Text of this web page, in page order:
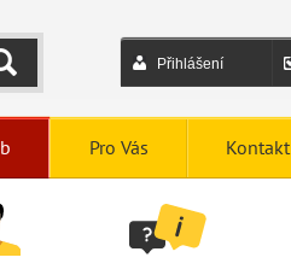
Přihlášení
Pro Vás Kontakt